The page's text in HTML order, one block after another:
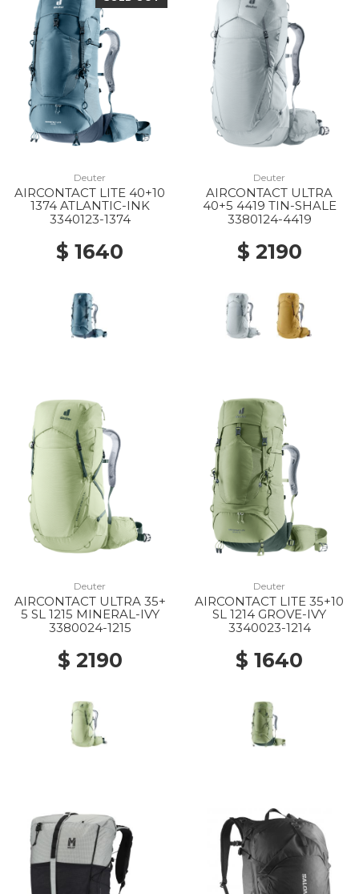
Deuter
AIRCONTACT LITE 40+10
1374 ATLANTIC-INK
3340123-1374
$ 1640
Deuter
AIRCONTACT ULTRA
40+5 4419 TIN-SHALE
3380124-4419
$ 2190
Deuter
AIRCONTACT ULTRA 35+
5 SL 1215 MINERAL-IVY
3380024-1215
$ 2190
Deuter
AIRCONTACT LITE 35+10
SL 1214 GROVE-IVY
3340023-1214
$ 1640